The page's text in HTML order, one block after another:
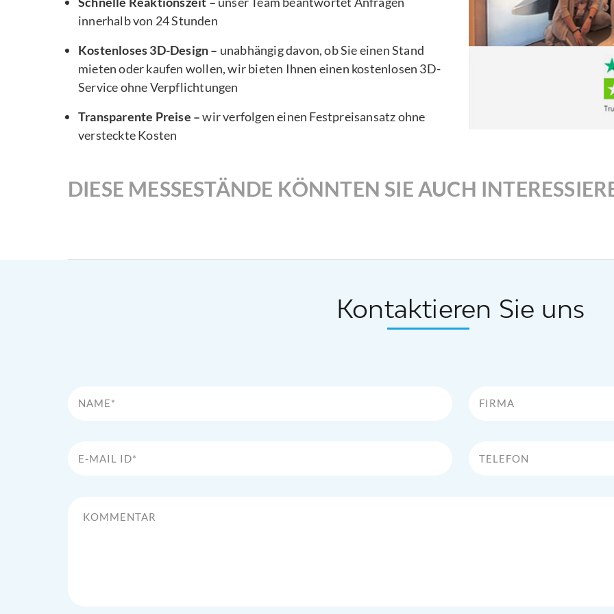
innerhalb von 24 Stunden
Kostenloses 3D-Design – unabhängig davon, ob Sie einen Stand
mieten oder kaufen wollen, wir bieten Ihnen einen kostenlosen 3D-
Service ohne Verpflichtungen
Transparente Preise –wir verfolgen einen Festpreisansatz ohne
versteckte Kosten
DIESE MESSESTÄNDE KÖNNTEN SIE AUCH
Kontaktieren Sie uns